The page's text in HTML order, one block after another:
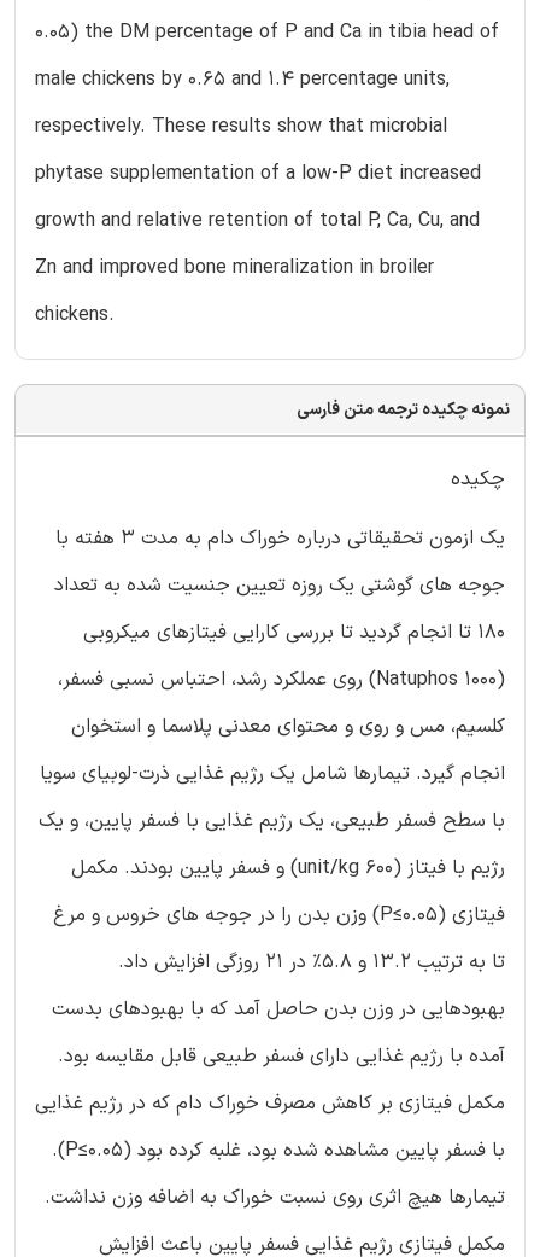
0.05) the DM percentage of P and Ca in tibia head of
male chickens by 0.65 and 1.4 percentage units,
respectively. These results show that microbial
phytase supplementation of a low-P diet increased
growth and relative retention of total P, Ca, Cu, and
Zn and improved bone mineralization in broiler
chickens.
نمونه چکیده ترجمه متن فارسی
چکیده
یک ازمون تحقیقاتی درباره خوراک دام به مدت 3 هفته با
جوجه های گوشتی یک روزه تعیین جنسیت شده به تعداد
180 تا انجام گردید تا بررسی کارایی فیتازهای میکروبی
(Natuphos 1000) روی عملکرد رشد، احتباس نسبی فسفر،
کلسیم، مس و روی و محتوای معدنی پلاسما و استخوان
انجام گیرد. تیمارها شامل یک رژیم غذایی ذرت-لوبیای سویا
با سطح فسفر طبیعی، یک رژیم غذایی با فسفر پایین، و یک
رژیم با فیتاز (600 unit/kg) و فسفر پایین بودند. مکمل
فیتازی (P≤0.05) وزن بدن را در جوجه های خروس و مرغ
تا به ترتیب 13.2 و 5.8% در 21 روزگی افزایش داد.
بهبودهایی در وزن بدن حاصل آمد که با بهبودهای بدست
آمده با رژیم غذایی دارای فسفر طبیعی قابل مقایسه بود.
مکمل فیتازی بر کاهش مصرف خوراک دام که در رژیم غذایی
با فسفر پایین مشاهده شده بود، غلبه کرده بود (P≤0.05).
تیمارها هیچ اثری روی نسبت خوراک به اضافه وزن نداشت.
مکمل فیتازی رژیم غذایی فسفر پایین باعث افزایش